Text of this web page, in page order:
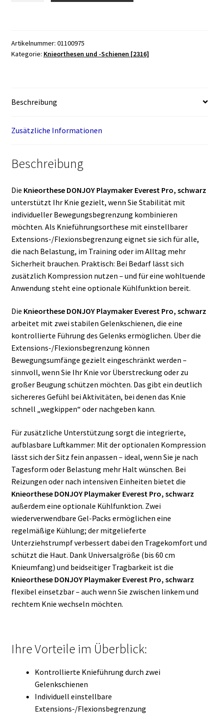
schwarz
Menge
Artikelnummer: 01100975
Kategorie: Knieorthesen und -Schienen [2316]
Beschreibung
Zusätzliche Informationen
Beschreibung
Die Knieorthese DONJOY Playmaker Everest Pro, schwarz
unterstützt Ihr Knie gezielt, wenn Sie Stabilität mit
individueller Bewegungsbegrenzung kombinieren
möchten. Als Knieführungsorthese mit einstellbarer
Extensions-/Flexionsbegrenzung eignet sie sich für alle,
die nach Belastung, im Training oder im Alltag mehr
Sicherheit brauchen. Praktisch: Bei Bedarf lässt sich
zusätzlich Kompression nutzen – und für eine wohltuende
Anwendung steht eine optionale Kühlfunktion bereit.
Die Knieorthese DONJOY Playmaker Everest Pro, schwarz
arbeitet mit zwei stabilen Gelenkschienen, die eine
kontrollierte Führung des Gelenks ermöglichen. Über die
Extensions-/Flexionsbegrenzung können
Bewegungsumfänge gezielt eingeschränkt werden –
sinnvoll, wenn Sie Ihr Knie vor Überstreckung oder zu
großer Beugung schützen möchten. Das gibt ein deutlich
sichereres Gefühl bei Aktivitäten, bei denen das Knie
schnell „wegkippen“ oder nachgeben kann.
Für zusätzliche Unterstützung sorgt die integrierte,
aufblasbare Luftkammer: Mit der optionalen Kompression
lässt sich der Sitz fein anpassen – ideal, wenn Sie je nach
Tagesform oder Belastung mehr Halt wünschen. Bei
Reizungen oder nach intensiven Einheiten bietet die
Knieorthese DONJOY Playmaker Everest Pro, schwarz
außerdem eine optionale Kühlfunktion. Zwei
wiederverwendbare Gel-Packs ermöglichen eine
regelmäßige Kühlung; der mitgelieferte
Unterziehstrumpf verbessert dabei den Tragekomfort und
schützt die Haut. Dank Universalgröße (bis 60 cm
Knieumfang) und beidseitiger Tragbarkeit ist die
Knieorthese DONJOY Playmaker Everest Pro, schwarz
flexibel einsetzbar – auch wenn Sie zwischen linkem und
rechtem Knie wechseln möchten.
Ihre Vorteile im Überblick:
Kontrollierte Knieführung durch zwei
Gelenkschienen
Individuell einstellbare
Extensions-/Flexionsbegrenzung